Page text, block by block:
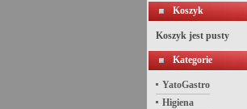
Koszyk
Koszyk jest pusty
Kategorie
YatoGastro
Higiena